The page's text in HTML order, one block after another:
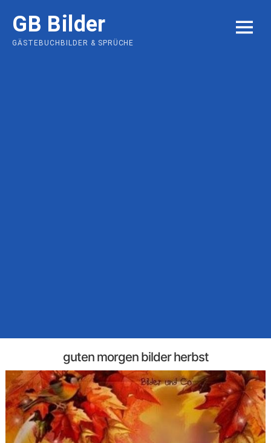
content
GB Bilder
GÄSTEBUCHBILDER & SPRÜCHE
MENU
guten morgen bilder herbst